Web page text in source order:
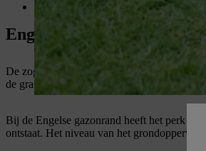
Let goed op de juiste
beschermende
Engelse gazonrand:
De zogenaamde Engelse gazonrand vormt
de grasnerf. Het is een
zuiver afgestoken
Bij de Engelse gazonrand heeft het perk
ontstaat. Het niveau van het